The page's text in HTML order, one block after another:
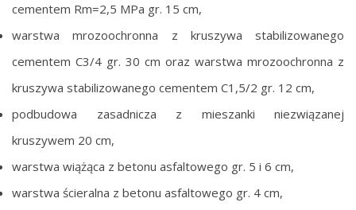
cementem Rm=2,5 MPa gr. 15 cm,
warstwa mrozoochronna z kruszywa stabilizowanego
cementem C3/4 gr. 30 cm oraz warstwa mrozoochronna z
kruszywa stabilizowanego cementem C1,5/2 gr. 12 cm,
podbudowa zasadnicza z mieszanki niezwiązanej
kruszywem 20 cm,
warstwa wiążąca z betonu asfaltowego gr. 5 i 6 cm,
warstwa ścieralna z betonu asfaltowego gr. 4 cm,